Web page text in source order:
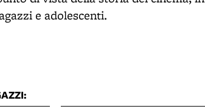
e adolescenti.